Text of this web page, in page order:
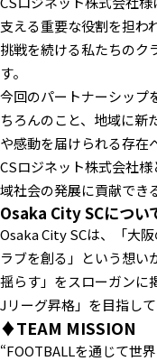
支える重要な役割を担わ
挑戦を続ける私たちのク
す。
今回のパートナーシップ
ちろんのこと、地域に新
や感動を届けられる存在
CSロジネット株式会社
域社会の発展に貢献でき
Osaka City SCについ
Osaka City SCは、「大
ラブを創る」という想い
揺らす」をスローガンに
Jリーグ昇格」を目指して
♦TEAM MISSION
“FOOTBALLを通じて世